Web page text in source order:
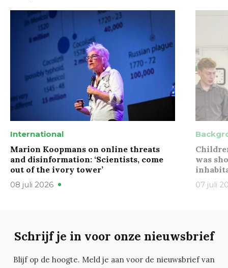
International
Marion Koopmans on online threats
and disinformation: ‘Scientists, come
out of the ivory tower’
08 juli 2026
was
07 juli
Schrijf je in voor onze nieuwsbrief
Blijf op de hoogte. Meld je aan voor de nieuwsbrief van